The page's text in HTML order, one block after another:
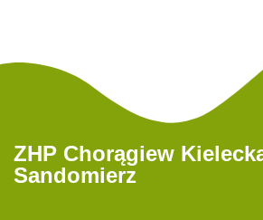
ZHP Chorągiew
Sandomierz